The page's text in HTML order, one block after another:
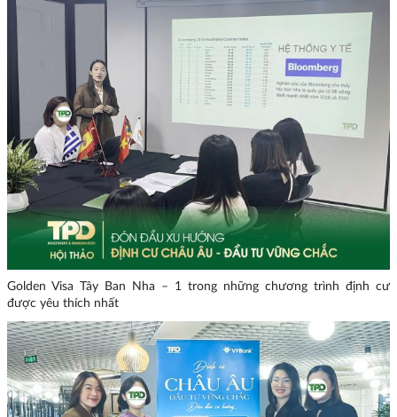
Golden Visa Tây Ban Nha – 1 trong những chương trình định cư
được yêu thích nhất